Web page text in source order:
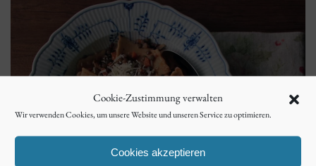
Cookie-Zustimmung verwalten
Wir verwenden Cookies, um unsere Website und unseren Service zu optimieren.
Cookies akzeptieren